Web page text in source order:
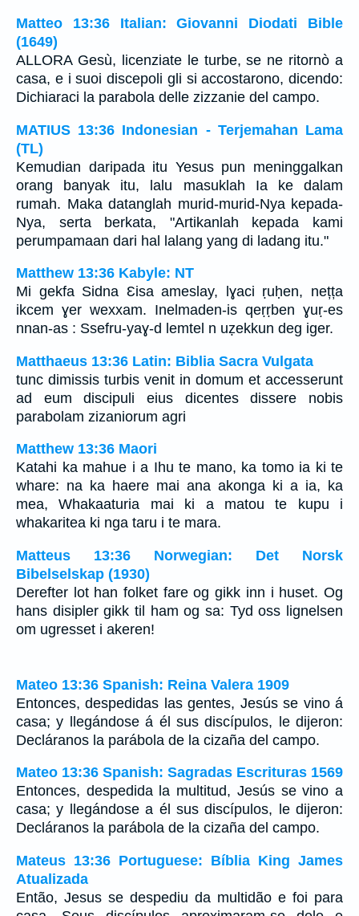
Matteo 13:36 Italian: Giovanni Diodati Bible
(1649)
ALLORA Gesù, licenziate le turbe, se ne ritornò a
casa, e i suoi discepoli gli si accostarono, dicendo:
Dichiaraci la parabola delle zizzanie del campo.
MATIUS 13:36 Indonesian - Terjemahan Lama
(TL)
Kemudian daripada itu Yesus pun meninggalkan
orang banyak itu, lalu masuklah Ia ke dalam
rumah. Maka datanglah murid-murid-Nya kepada-
Nya, serta berkata, "Artikanlah kepada kami
perumpamaan dari hal lalang yang di ladang itu."
Matthew 13:36 Kabyle: NT
Mi gekfa Sidna Ɛisa ameslay, lɣaci ṛuḥen, nețța
ikcem ɣer wexxam. Inelmaden-is qeṛṛben ɣuṛ-es
nnan-as : Ssefru-yaɣ-d lemtel n uẓekkun deg iger.
Matthaeus 13:36 Latin: Biblia Sacra Vulgata
tunc dimissis turbis venit in domum et accesserunt
ad eum discipuli eius dicentes dissere nobis
parabolam zizaniorum agri
Matthew 13:36 Maori
Katahi ka mahue i a Ihu te mano, ka tomo ia ki te
whare: na ka haere mai ana akonga ki a ia, ka
mea, Whakaaturia mai ki a matou te kupu i
whakaritea ki nga taru i te mara.
Matteus 13:36 Norwegian: Det Norsk
Bibelselskap (1930)
Derefter lot han folket fare og gikk inn i huset. Og
hans disipler gikk til ham og sa: Tyd oss lignelsen
om ugresset i akeren!
Mateo 13:36 Spanish: Reina Valera 1909
Entonces, despedidas las gentes, Jesús se vino á
casa; y llegándose á él sus discípulos, le dijeron:
Decláranos la parábola de la cizaña del campo.
Mateo 13:36 Spanish: Sagradas Escrituras 1569
Entonces, despedida la multitud, Jesús se vino a
casa; y llegándose a él sus discípulos, le dijeron:
Decláranos la parábola de la cizaña del campo.
Mateus 13:36 Portuguese: Bíblia King James
Atualizada
Então, Jesus se despediu da multidão e foi para